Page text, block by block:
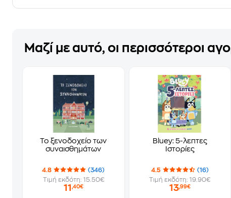
Μαζί με αυτό, οι περισσότεροι
Το ξενοδοχείο των
συναισθημάτων
4.8
(346)
Τιμή εκδότη: 15.50€
11 ,40€
Bluey: 5-λεπτες
Ιστορίες
4.5
(16)
Τιμή εκδότη: 19.90€
13,99€